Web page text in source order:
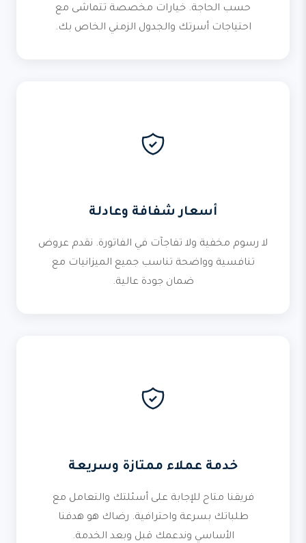
حسب الحاجة. خيارات مخصصة تتماشى مع
احتياجات أسرتك والجدول الزمني الخاص بك.
أسعار شفافة وعادلة
لا رسوم مخفية ولا تفاجآت في الفاتورة. نقدم عروض
تنافسية وواضحة تناسب جميع الميزانيات مع
ضمان جودة عالية.
خدمة عملاء ممتازة وسريعة
فريقنا متاح للإجابة على أسئلتك والتعامل مع
طلباتك بسرعة واحترافية. رضاك هو هدفنا
الأساسي وندعمك قبل وبعد الخدمة.